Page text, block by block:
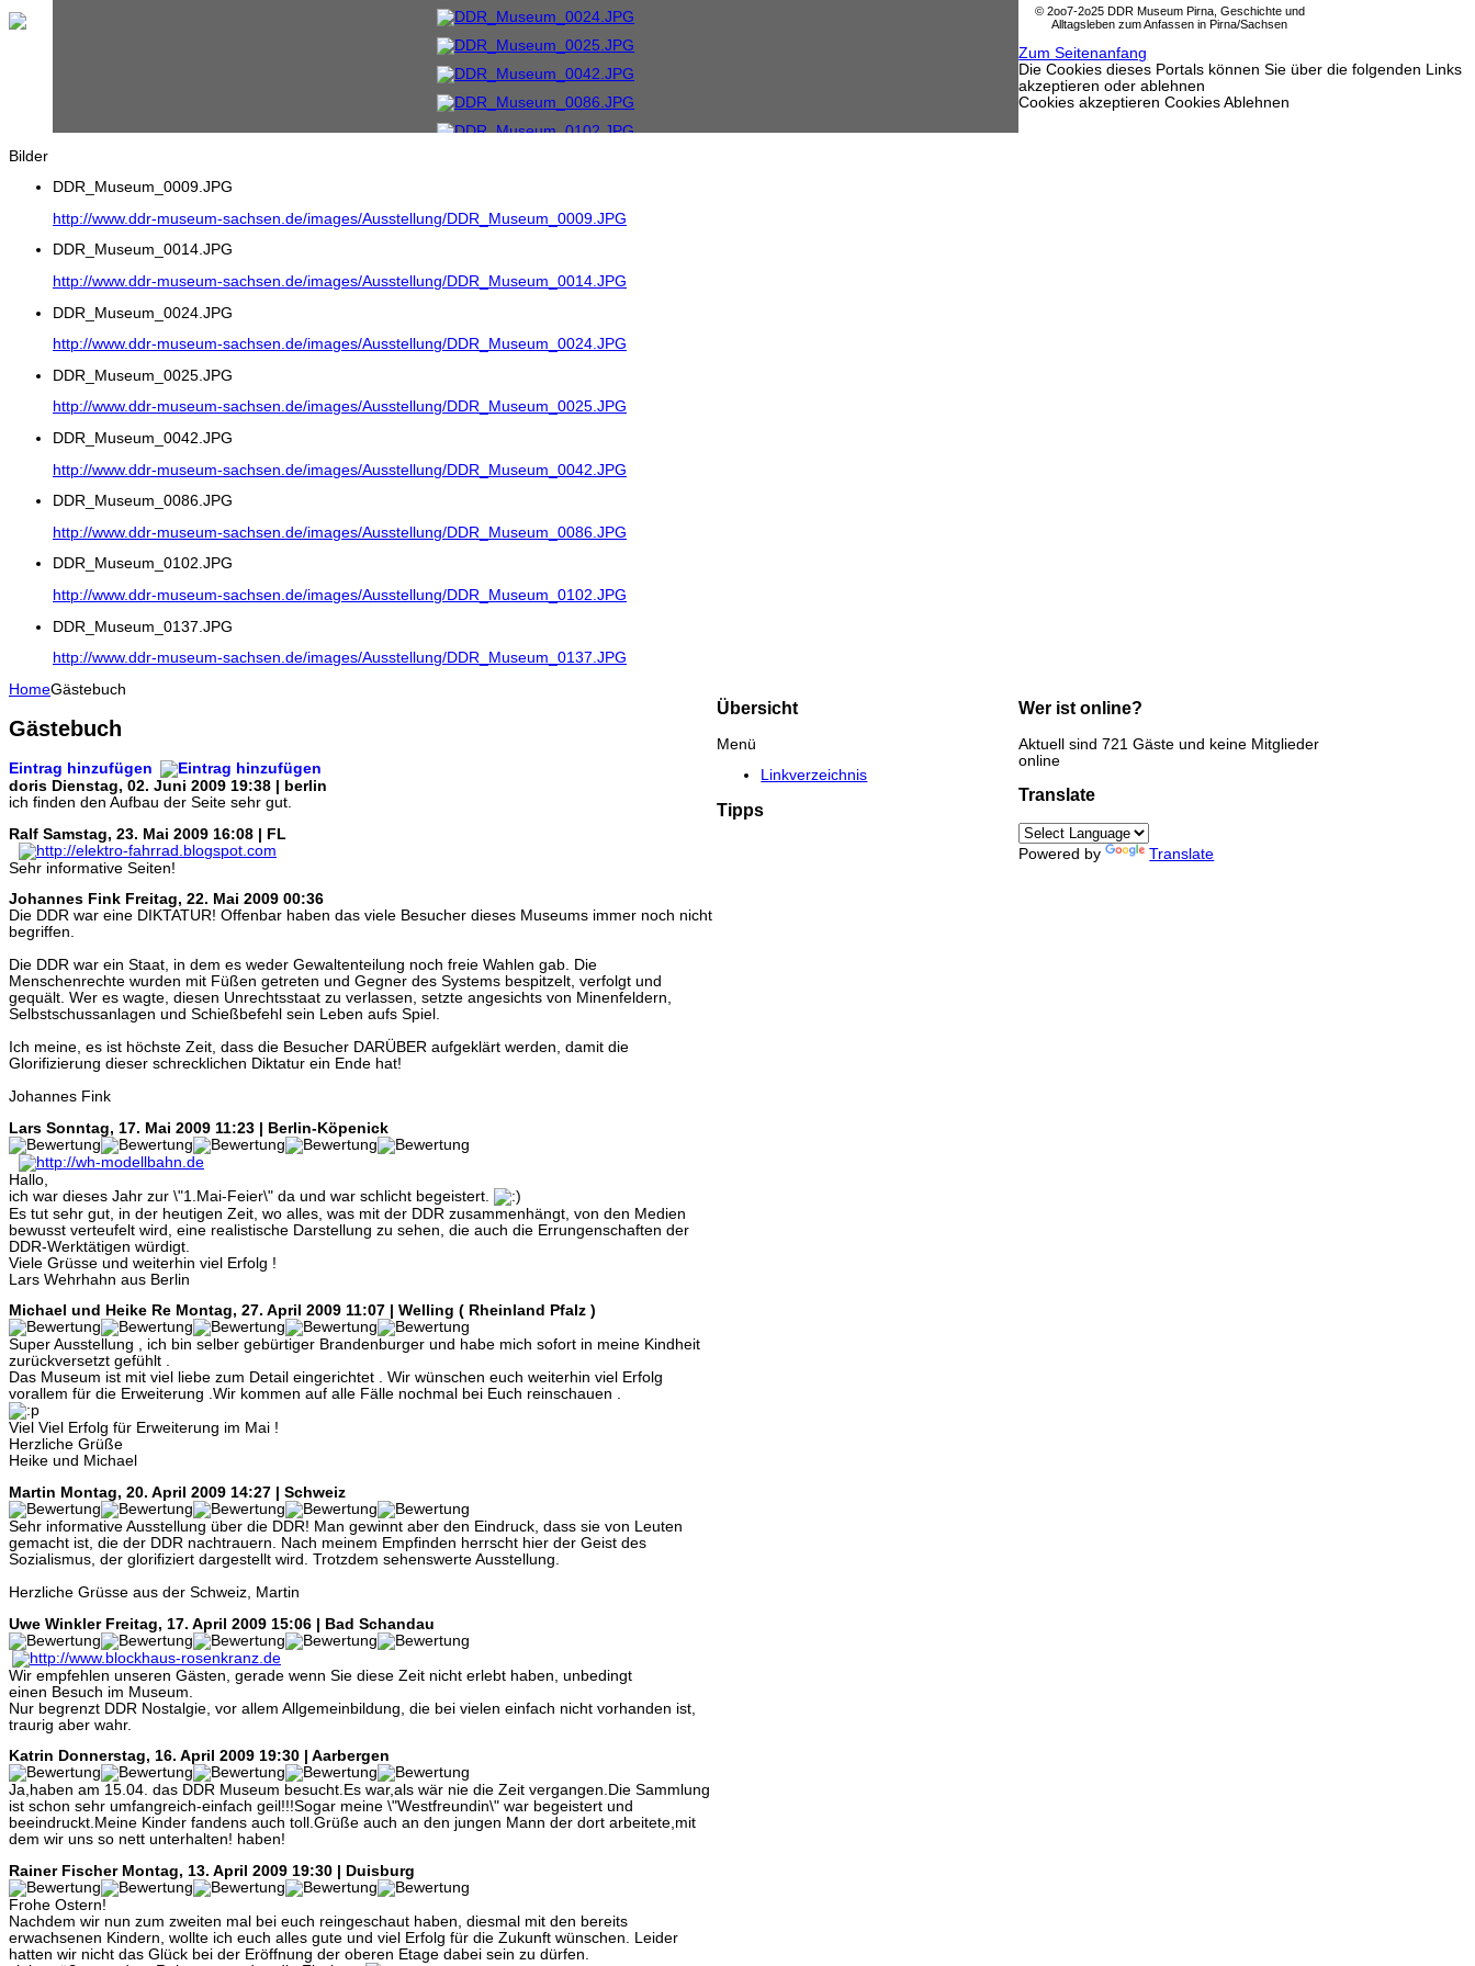
Bilder
DDR_Museum_0009.JPG
http://www.ddr-museum-sachsen.de/images/Ausstellung/DDR_Museum_0009.JPG
DDR_Museum_0014.JPG
http://www.ddr-museum-sachsen.de/images/Ausstellung/DDR_Museum_0014.JPG
DDR_Museum_0024.JPG
http://www.ddr-museum-sachsen.de/images/Ausstellung/DDR_Museum_0024.JPG
DDR_Museum_0025.JPG
http://www.ddr-museum-sachsen.de/images/Ausstellung/DDR_Museum_0025.JPG
DDR_Museum_0042.JPG
http://www.ddr-museum-sachsen.de/images/Ausstellung/DDR_Museum_0042.JPG
DDR_Museum_0086.JPG
http://www.ddr-museum-sachsen.de/images/Ausstellung/DDR_Museum_0086.JPG
DDR_Museum_0102.JPG
http://www.ddr-museum-sachsen.de/images/Ausstellung/DDR_Museum_0102.JPG
DDR_Museum_0137.JPG
http://www.ddr-museum-sachsen.de/images/Ausstellung/DDR_Museum_0137.JPG
HomeGästebuch
Gästebuch
Eintrag hinzufügen
doris Dienstag, 02. Juni 2009 19:38 | berlin
ich finden den Aufbau der Seite sehr gut.
Ralf Samstag, 23. Mai 2009 16:08 | FL
Sehr informative Seiten!
Johannes Fink Freitag, 22. Mai 2009 00:36
Die DDR war eine DIKTATUR! Offenbar haben das viele Besucher dieses Museums immer noch nicht
begriffen.
Die DDR war ein Staat, in dem es weder Gewaltenteilung noch freie Wahlen gab. Die
Menschenrechte wurden mit Füßen getreten und Gegner des Systems bespitzelt, verfolgt und
gequält. Wer es wagte, diesen Unrechtsstaat zu verlassen, setzte angesichts von Minenfeldern,
Selbstschussanlagen und Schießbefehl sein Leben aufs Spiel.
Ich meine, es ist höchste Zeit, dass die Besucher DARÜBER aufgeklärt werden, damit die
Glorifizierung dieser schrecklichen Diktatur ein Ende hat!
Johannes Fink
Lars Sonntag, 17. Mai 2009 11:23 | Berlin-Köpenick
Hallo,
ich war dieses Jahr zur \"1.Mai-Feier\" da und war schlicht begeistert.
Es tut sehr gut, in der heutigen Zeit, wo alles, was mit der DDR zusammenhängt, von den Medien
bewusst verteufelt wird, eine realistische Darstellung zu sehen, die auch die Errungenschaften der
DDR-Werktätigen würdigt.
Viele Grüsse und weiterhin viel Erfolg !
Lars Wehrhahn aus Berlin
Michael und Heike Re Montag, 27. April 2009 11:07 | Welling ( Rheinland Pfalz )
Super Ausstellung , ich bin selber gebürtiger Brandenburger und habe mich sofort in meine Kindheit
zurückversetzt gefühlt .
Das Museum ist mit viel liebe zum Detail eingerichtet . Wir wünschen euch weiterhin viel Erfolg
vorallem für die Erweiterung .Wir kommen auf alle Fälle nochmal bei Euch reinschauen .
Viel Viel Erfolg für Erweiterung im Mai !
Herzliche Grüße
Heike und Michael
Martin Montag, 20. April 2009 14:27 | Schweiz
Sehr informative Ausstellung über die DDR! Man gewinnt aber den Eindruck, dass sie von Leuten
gemacht ist, die der DDR nachtrauern. Nach meinem Empfinden herrscht hier der Geist des
Sozialismus, der glorifiziert dargestellt wird. Trotzdem sehenswerte Ausstellung.
Herzliche Grüsse aus der Schweiz, Martin
Uwe Winkler Freitag, 17. April 2009 15:06 | Bad Schandau
Wir empfehlen unseren Gästen, gerade wenn Sie diese Zeit nicht erlebt haben, unbedingt
einen Besuch im Museum.
Nur begrenzt DDR Nostalgie, vor allem Allgemeinbildung, die bei vielen einfach nicht vorhanden ist,
traurig aber wahr.
Katrin Donnerstag, 16. April 2009 19:30 | Aarbergen
Ja,haben am 15.04. das DDR Museum besucht.Es war,als wär nie die Zeit vergangen.Die Sammlung
ist schon sehr umfangreich-einfach geil!!!Sogar meine \"Westfreundin\" war begeistert und
beeindruckt.Meine Kinder fandens auch toll.Grüße auch an den jungen Mann der dort arbeitete,mit
dem wir uns so nett unterhalten! haben!
Rainer Fischer Montag, 13. April 2009 19:30 | Duisburg
Frohe Ostern!
Nachdem wir nun zum zweiten mal bei euch reingeschaut haben, diesmal mit den bereits
erwachsenen Kindern, wollte ich euch alles gute und viel Erfolg für die Zukunft wünschen. Leider
hatten wir nicht das Glück bei der Eröffnung der oberen Etage dabei sein zu dürfen.
Übersicht
Menü
Linkverzeichnis
Tipps
Wer ist online?
Aktuell sind 721 Gäste und keine Mitglieder
online
Translate
Powered by Translate
© 2oo7-2o25 DDR Museum Pirna, Geschichte und
Alltagsleben zum Anfassen in Pirna/Sachsen
Zum Seitenanfang
Die Cookies dieses Portals können Sie über die folgenden Links
akzeptieren oder ablehnen
Cookies akzeptieren Cookies Ablehnen